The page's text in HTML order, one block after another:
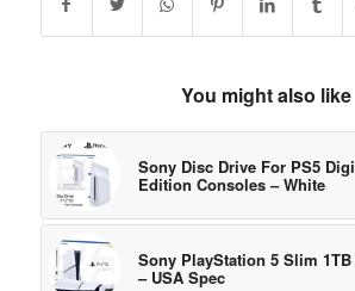
You might also like
Sony Disc Drive For PS5
Edition Consoles – White
Sony PlayStation 5 Slim
– USA Spec